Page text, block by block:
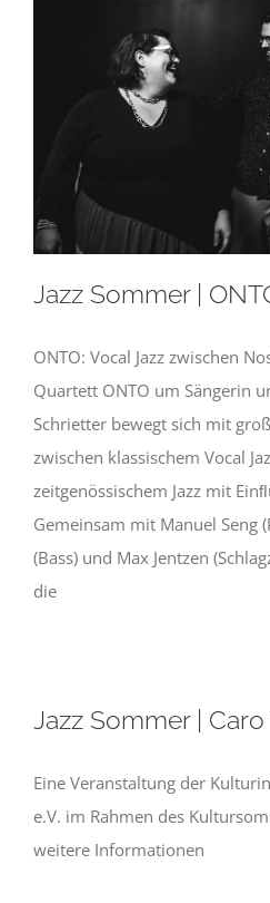
Jazz Sommer |
ONTO: Vocal Jazz zwischen
Quartett ONTO um Sängerin
Schrietter bewegt sich mit
zwischen klassischem Vocal
zeitgenössischem Jazz mit
Gemeinsam mit Manuel Seng
(Bass) und Max Jentzen
die
Jazz Sommer |
Eine Veranstaltung der
e.V. im Rahmen des
weitere Informationen